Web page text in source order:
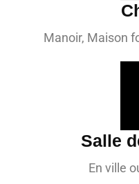
Manoir, Maison
Salle
En ville